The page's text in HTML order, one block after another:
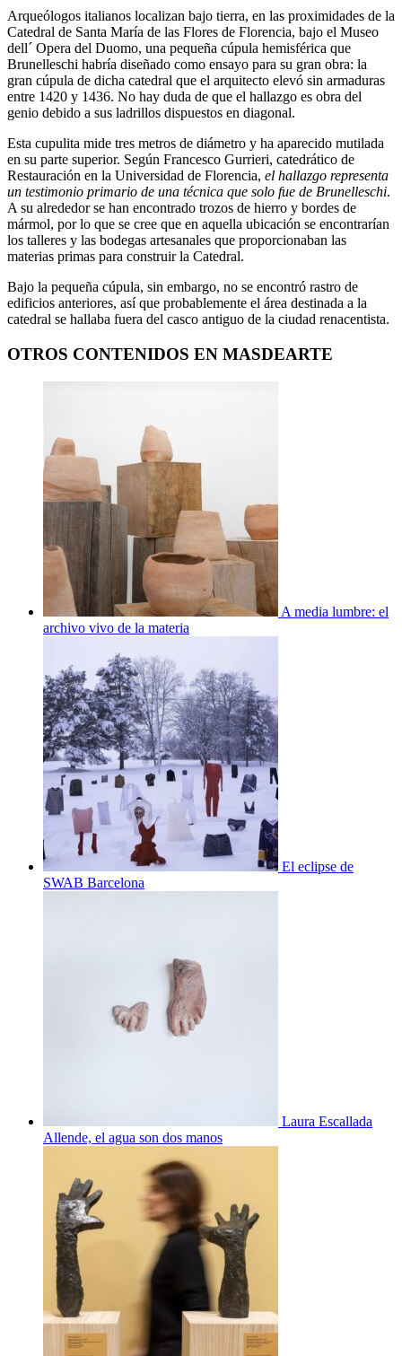
Arqueólogos italianos localizan bajo tierra, en las proximidades de la
Catedral de Santa María de las Flores de Florencia, bajo el Museo
dell´ Opera del Duomo, una pequeña cúpula hemisférica que
Brunelleschi habría diseñado como ensayo para su gran obra: la
gran cúpula de dicha catedral que el arquitecto elevó sin armaduras
entre 1420 y 1436. No hay duda de que el hallazgo es obra del
genio debido a sus ladrillos dispuestos en diagonal.
Esta cupulita mide tres metros de diámetro y ha aparecido mutilada
en su parte superior. Según Francesco Gurrieri, catedrático de
Restauración en la Universidad de Florencia, el hallazgo representa
un testimonio primario de una técnica que solo fue de Brunelleschi.
A su alrededor se han encontrado trozos de hierro y bordes de
mármol, por lo que se cree que en aquella ubicación se encontrarían
los talleres y las bodegas artesanales que proporcionaban las
materias primas para construir la Catedral.
Bajo la pequeña cúpula, sin embargo, no se encontró rastro de
edificios anteriores, así que probablemente el área destinada a la
catedral se hallaba fuera del casco antiguo de la ciudad renacentista.
OTROS CONTENIDOS EN MASDEARTE
A media lumbre: el
archivo vivo de la materia
El eclipse de
SWAB Barcelona
Laura Escallada
Allende, el agua son dos manos